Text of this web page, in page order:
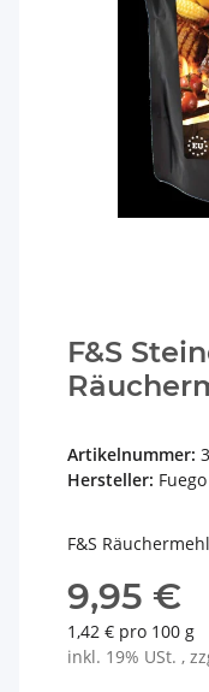
F&S
Artikelnummer:
Hersteller:
F&S
9,95 €
1,42 € pro 100 g
inkl. 19% USt. ,